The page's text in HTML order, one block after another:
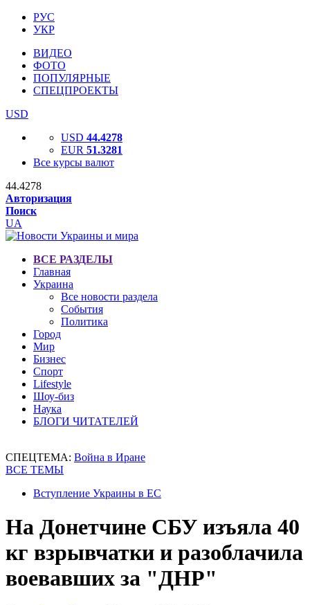
РУС
УКР
ВИДЕО
ФОТО
ПОПУЛЯРНЫЕ
СПЕЦПРОЕКТЫ
USD
USD 44.4278
EUR 51.3281
Все курсы валют
44.4278
Авторизация
Поиск
UA
ВСЕ РАЗДЕЛЫ
Главная
Украина
Все новости раздела
События
Политика
Город
Мир
Бизнес
Спорт
Lifestyle
Шоу-биз
Наука
БЛОГИ ЧИТАТЕЛЕЙ
СПЕЦТЕМА: Война в Иране
ВСЕ ТЕМЫ
Вступление Украины в ЕС
На Донетчине СБУ изъяла 40
кг взрывчатки и разоблачила
воевавших за "ДНР"